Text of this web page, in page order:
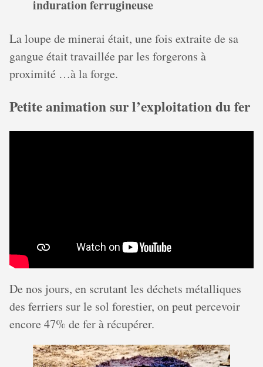
induration ferrugineuse
La loupe de minerai était, une fois extraite de sa
gangue était travaillée par les forgerons à
proximité …à la forge.
Petite animation sur l’exploitation du fer
De nos jours, en scrutant les déchets métalliques
des ferriers sur le sol forestier, on peut percevoir
encore 47% de fer à récupérer.